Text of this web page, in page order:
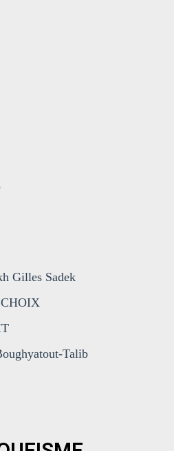
Gilles Sadek
Talib